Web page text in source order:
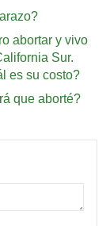
abortar y vivo
Sur.
es su costo?
que aborté?